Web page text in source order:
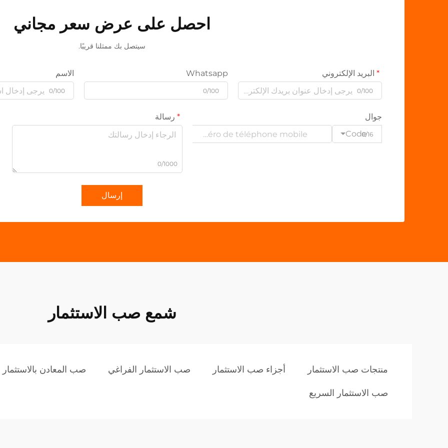
احصل على عرض سعر مجاني
سيتصل بك ممثلنا قريبًا.
البريد الإلكتروني
0/100
Whatsapp
0/100
الاسم
0/100
جوال
Code0/16
رسالة
0/1000
إرسال
شمع صب الاستثمار
منتجات صب الاستثمار أجزاء صب الاستثمار صب الاستثمار الفراغي صب المعادن بالاستثمار
صب الاستثمار السريع